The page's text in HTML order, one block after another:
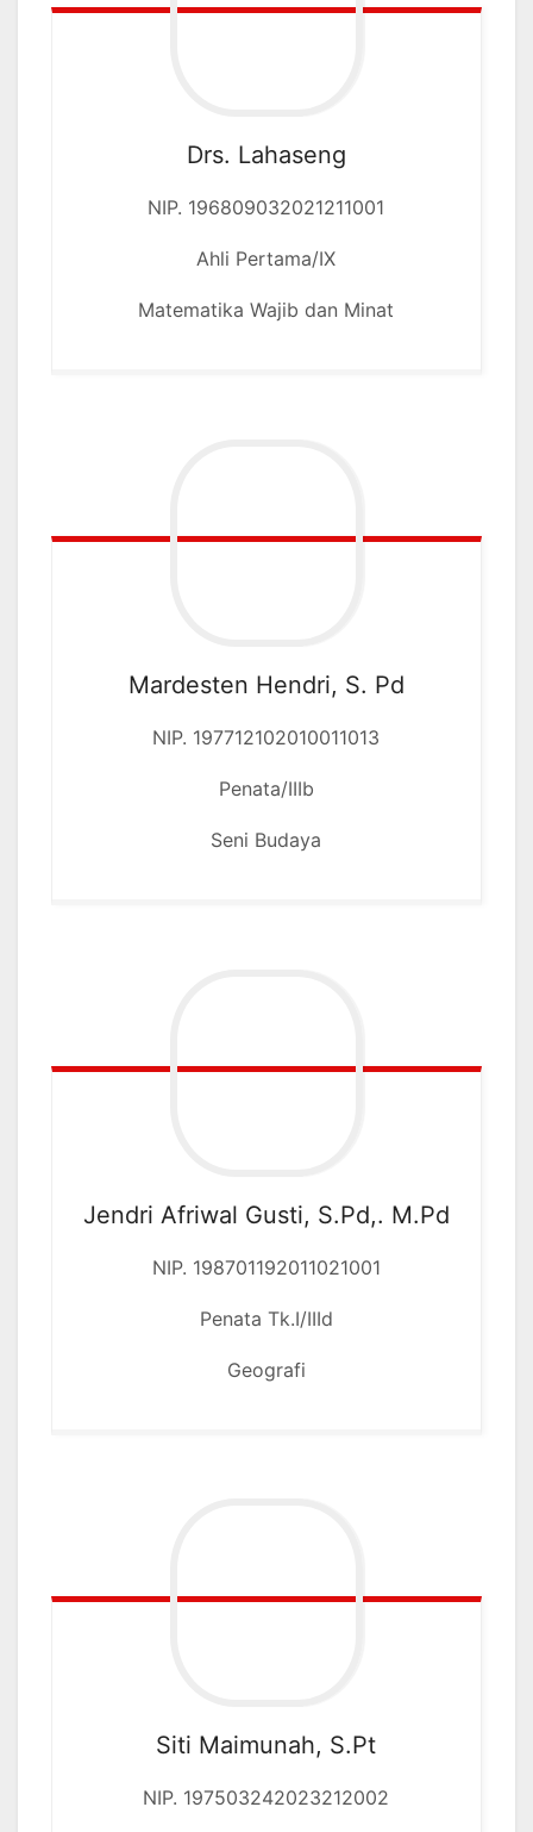
Drs. Lahaseng
NIP. 196809032021211001
Ahli Pertama/IX
Matematika Wajib dan Minat
Mardesten Hendri, S. Pd
NIP. 197712102010011013
Penata/IIIb
Seni Budaya
Jendri Afriwal Gusti, S.Pd,. M.Pd
NIP. 198701192011021001
Penata Tk.I/IIId
Geografi
Siti Maimunah, S.Pt
NIP. 197503242023212002